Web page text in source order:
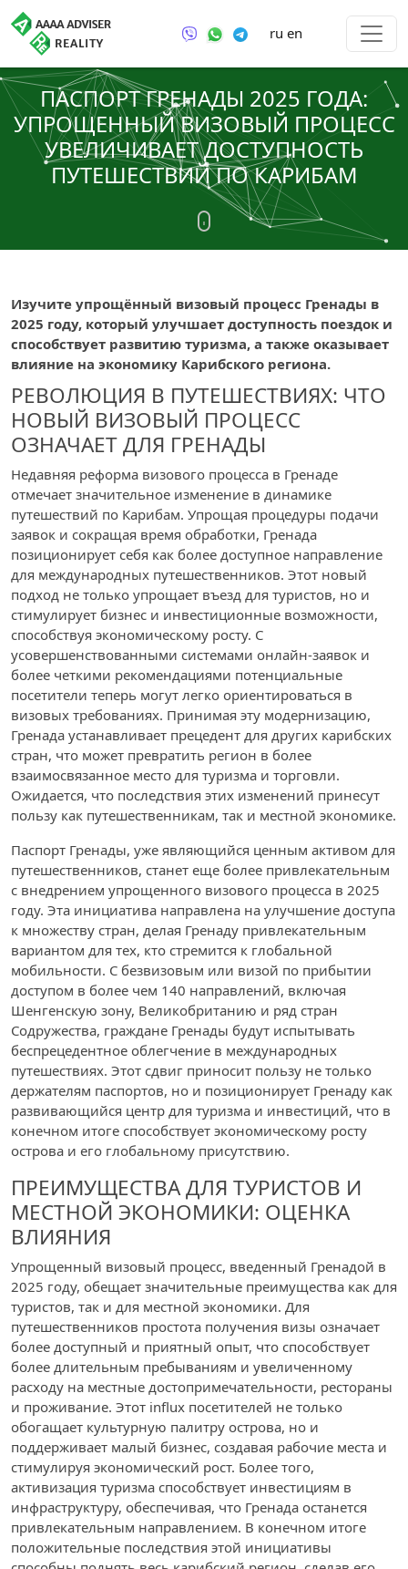
ru en
ПАСПОРТ ГРЕНАДЫ 2025 ГОДА:
УПРОЩЕННЫЙ ВИЗОВЫЙ ПРОЦЕСС
УВЕЛИЧИВАЕТ ДОСТУПНОСТЬ
ПУТЕШЕСТВИЙ ПО КАРИБАМ
Изучите упрощённый визовый процесс Гренады в
2025 году, который улучшает доступность поездок и
способствует развитию туризма, а также оказывает
влияние на экономику Карибского региона.
РЕВОЛЮЦИЯ В ПУТЕШЕСТВИЯХ: ЧТО
НОВЫЙ ВИЗОВЫЙ ПРОЦЕСС
ОЗНАЧАЕТ ДЛЯ ГРЕНАДЫ
Недавняя реформа визового процесса в Гренаде
отмечает значительное изменение в динамике
путешествий по Карибам. Упрощая процедуры подачи
заявок и сокращая время обработки, Гренада
позиционирует себя как более доступное направление
для международных путешественников. Этот новый
подход не только упрощает въезд для туристов, но и
стимулирует бизнес и инвестиционные возможности,
способствуя экономическому росту. С
усовершенствованными системами онлайн-заявок и
более четкими рекомендациями потенциальные
посетители теперь могут легко ориентироваться в
визовых требованиях. Принимая эту модернизацию,
Гренада устанавливает прецедент для других карибских
стран, что может превратить регион в более
взаимосвязанное место для туризма и торговли.
Ожидается, что последствия этих изменений принесут
пользу как путешественникам, так и местной экономике.
Паспорт Гренады, уже являющийся ценным активом для
путешественников, станет еще более привлекательным
с внедрением упрощенного визового процесса в 2025
году. Эта инициатива направлена на улучшение доступа
к множеству стран, делая Гренаду привлекательным
вариантом для тех, кто стремится к глобальной
мобильности. С безвизовым или визой по прибытии
доступом в более чем 140 направлений, включая
Шенгенскую зону, Великобританию и ряд стран
Содружества, граждане Гренады будут испытывать
беспрецедентное облегчение в международных
путешествиях. Этот сдвиг приносит пользу не только
держателям паспортов, но и позиционирует Гренаду как
развивающийся центр для туризма и инвестиций, что в
конечном итоге способствует экономическому росту
острова и его глобальному присутствию.
ПРЕИМУЩЕСТВА ДЛЯ ТУРИСТОВ И
МЕСТНОЙ ЭКОНОМИКИ: ОЦЕНКА
ВЛИЯНИЯ
Упрощенный визовый процесс, введенный Гренадой в
2025 году, обещает значительные преимущества как для
туристов, так и для местной экономики. Для
путешественников простота получения визы означает
более доступный и приятный опыт, что способствует
более длительным пребываниям и увеличенному
расходу на местные достопримечательности, рестораны
и проживание. Этот influx посетителей не только
обогащает культурную палитру острова, но и
поддерживает малый бизнес, создавая рабочие места и
стимулируя экономический рост. Более того,
активизация туризма способствует инвестициям в
инфраструктуру, обеспечивая, что Гренада останется
привлекательным направлением. В конечном итоге
положительные последствия этой инициативы